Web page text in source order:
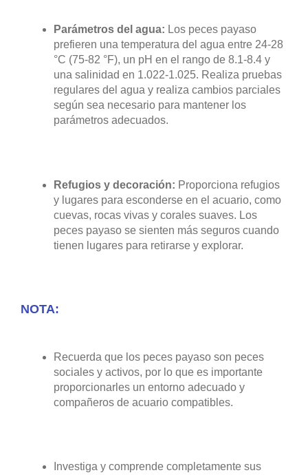
Parámetros del agua: Los peces payaso
prefieren una temperatura del agua entre 24-28
°C (75-82 °F), un pH en el rango de 8.1-8.4 y
una salinidad en 1.022-1.025. Realiza pruebas
regulares del agua y realiza cambios parciales
según sea necesario para mantener los
parámetros adecuados.
Refugios y decoración: Proporciona refugios
y lugares para esconderse en el acuario, como
cuevas, rocas vivas y corales suaves. Los
peces payaso se sienten más seguros cuando
tienen lugares para retirarse y explorar.
NOTA:
Recuerda que los peces payaso son peces
sociales y activos, por lo que es importante
proporcionarles un entorno adecuado y
compañeros de acuario compatibles.
Investiga y comprende completamente sus